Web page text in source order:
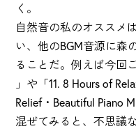
く。
自然音の私のオススメ
い、他のBGM音源に森
ることだ。例えば今回
」や「11. 8 Hours of
Relief・Beautiful Piano
混ぜてみると、不思議